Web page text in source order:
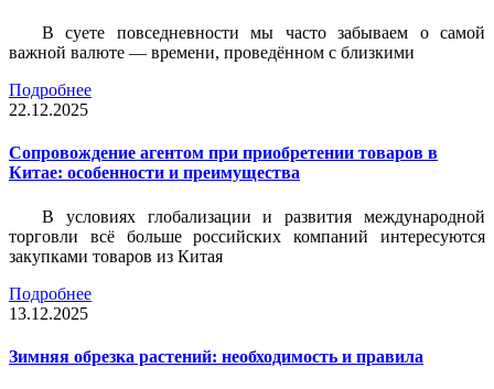
В суете повседневности мы часто забываем о самой
важной валюте — времени, проведённом с близкими
Подробнее
22.12.2025
Сопровождение агентом при приобретении товаров в
Китае: особенности и преимущества
В условиях глобализации и развития международной
торговли всё больше российских компаний интересуются
закупками товаров из Китая
Подробнее
13.12.2025
Зимняя обрезка растений: необходимость и правила